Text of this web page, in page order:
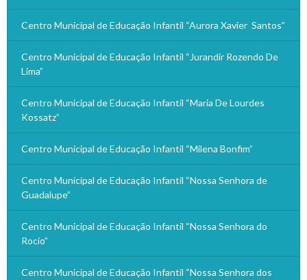
Centro Municipal de Educação Infantil “Aurora Xavier Santos”
Centro Municipal de Educação Infantil “Jurandir Rozendo De
Lima”
Centro Municipal de Educação Infantil “Maria De Lourdes
Kossatz”
Centro Municipal de Educação Infantil “Milena Bonfim”
Centro Municipal de Educação Infantil “Nossa Senhora de
Guadalupe”
Centro Municipal de Educação Infantil “Nossa Senhora do
Rocio”
Centro Municipal de Educação Infantil “Nossa Senhora dos